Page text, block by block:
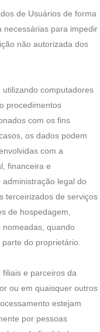
de Usuários de forma
necessárias para impedir
não autorizada dos
computadores
procedimentos
com os fins
os dados podem
com a
financeira e
legal do
terceirizados de serviços
de hospedagem,
quando
do proprietário.
e parceiros da
ou em quaisquer outros
estejam
por pessoas